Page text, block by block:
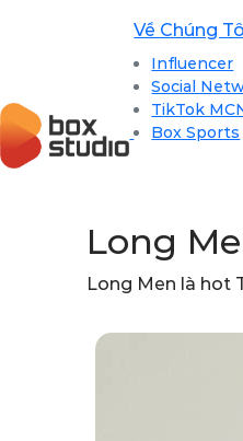
Về Chúng
Influencer
Social
TikTok
Box Sports
Long
Long Men là hot